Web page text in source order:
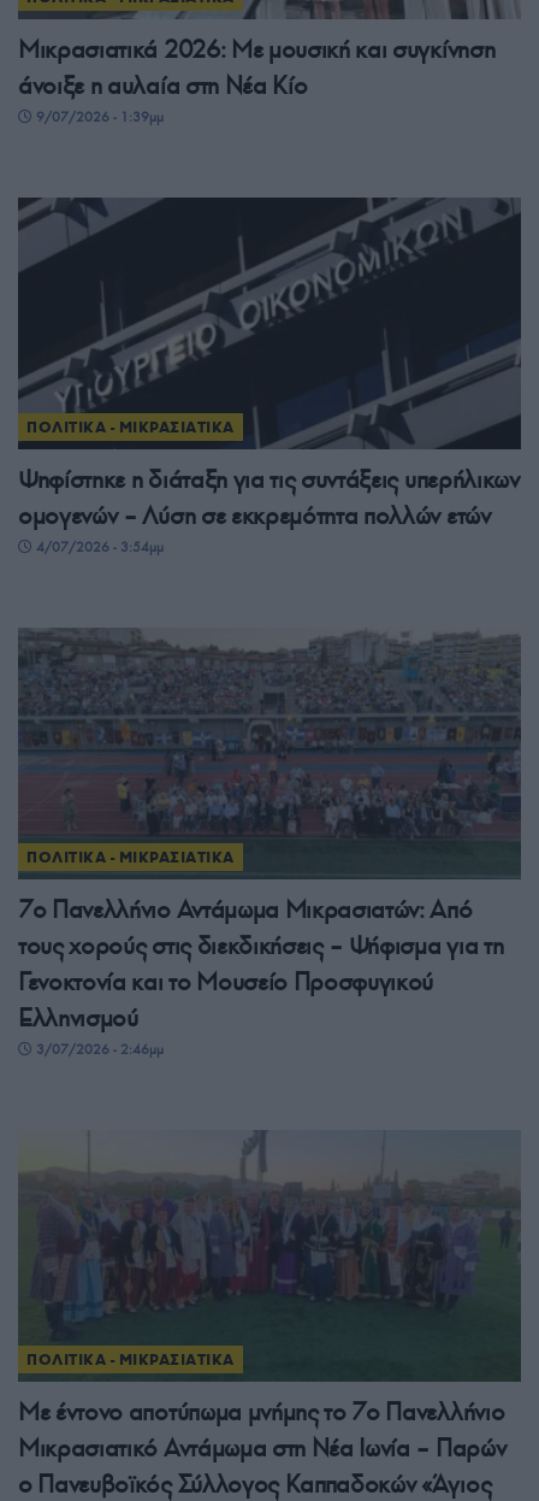
Μικρασιατικά 2026: Με μουσική και συγκίνηση
άνοιξε η αυλαία στη Νέα Κίο
9/07/2026 - 1:39μμ
ΠΟΛΙΤΙΚΑ - ΜΙΚΡΑΣΙΑΤΙΚΑ
Ψηφίστηκε η διάταξη για τις συντάξεις υπερήλικων
ομογενών – Λύση σε εκκρεμότητα πολλών ετών
4/07/2026 - 3:54μμ
ΠΟΛΙΤΙΚΑ - ΜΙΚΡΑΣΙΑΤΙΚΑ
7ο Πανελλήνιο Αντάμωμα Μικρασιατών: Από
τους χορούς στις διεκδικήσεις – Ψήφισμα για τη
Γενοκτονία και το Μουσείο Προσφυγικού
Ελληνισμού
3/07/2026 - 2:46μμ
ΠΟΛΙΤΙΚΑ - ΜΙΚΡΑΣΙΑΤΙΚΑ
Με έντονο αποτύπωμα μνήμης το 7ο Πανελλήνιο
Μικρασιατικό Αντάμωμα στη Νέα Ιωνία – Παρών
ο Πανευβοϊκός Σύλλογος Καππαδοκών «Άγιος